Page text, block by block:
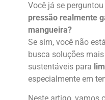
Você já se perguntou
pressão realmente
mangueira?
Se sim, você não
busca soluções
sustentáveis para
especialmente em